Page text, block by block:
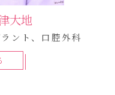
大地
ント、口腔外科